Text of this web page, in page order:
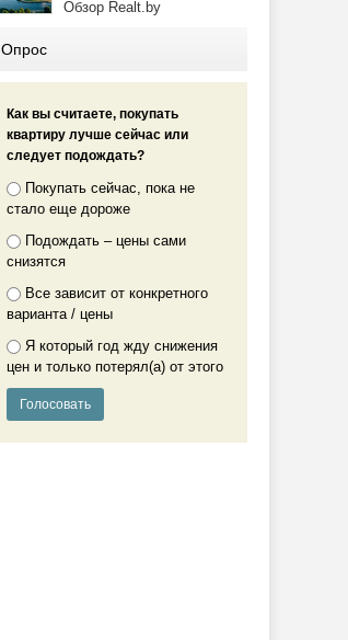
Обзор Realt.by
Опрос
Как вы считаете, покупать
квартиру лучше сейчас или
следует подождать?
Покупать сейчас, пока не
стало еще дороже
Подождать – цены сами
снизятся
Все зависит от конкретного
варианта / цены
Я который год жду снижения
цен и только потерял(а) от этого